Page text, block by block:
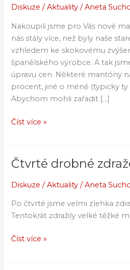
Diskuze /Aktuality /Aneta
Nakoupili jsme pro Vás nové
nás stály více, než byly naše
vzhledem ke skokovému
španělského výrobce. A tak
úpravu cen. Některé mantóny
procent, jiné o méně (typicky ty
Abychom mohli zařadit […]
drobné
mantónů
Číst více »
Čtvrté drobné
Diskuze /Aktuality /Aneta
Po čtvrté jsme velmi zlehka
Tentokrát zdražily velké těžké
Čtvrté
zdražení
Číst více »